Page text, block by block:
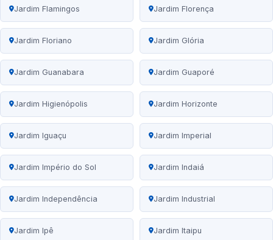
Jardim Flamingos Jardim Florença
Jardim Floriano Jardim Glória
Jardim Guanabara Jardim Guaporé
Jardim Higienópolis Jardim Horizonte
Jardim Iguaçu Jardim Imperial
Jardim Império do Sol Jardim Indaiá
Jardim Independência Jardim Industrial
Jardim Ipê Jardim Itaipu